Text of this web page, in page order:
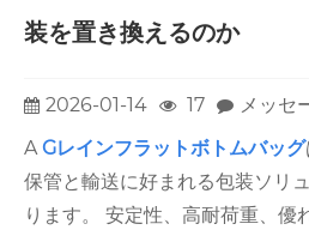
装を置き換えるのか
2026-01-14 17
メッセ
AGレインフラットボトムバッグ
保管と輸送に好まれる包装ソリ
ります。 安定性、高耐荷重、優